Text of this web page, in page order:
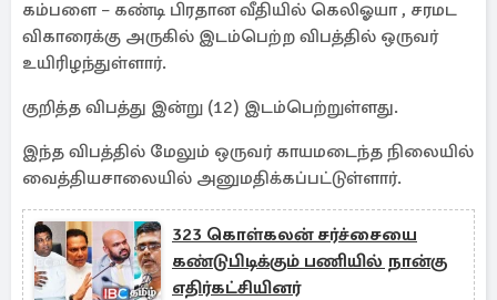
கம்பளை – கண்டி பிரதான வீதியில் கெலிஓயா , சரமட
விகாரைக்கு அருகில் இடம்பெற்ற விபத்தில் ஒருவர்
உயிரிழந்துள்ளார்.
குறித்த விபத்து இன்று (12) இடம்பெற்றுள்ளது.
இந்த விபத்தில் மேலும் ஒருவர் காயமடைந்த நிலையில்
வைத்தியசாலையில் அனுமதிக்கப்பட்டுள்ளார்.
323 கொள்கலன் சர்ச்சையை
கண்டுபிடிக்கும் பணியில் நான்கு
எதிர்கட்சியினர்